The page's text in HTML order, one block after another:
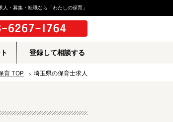
人・募集・転職なら「わたしの保育」
登録して相談する
育TOP 埼玉県の保育士求人